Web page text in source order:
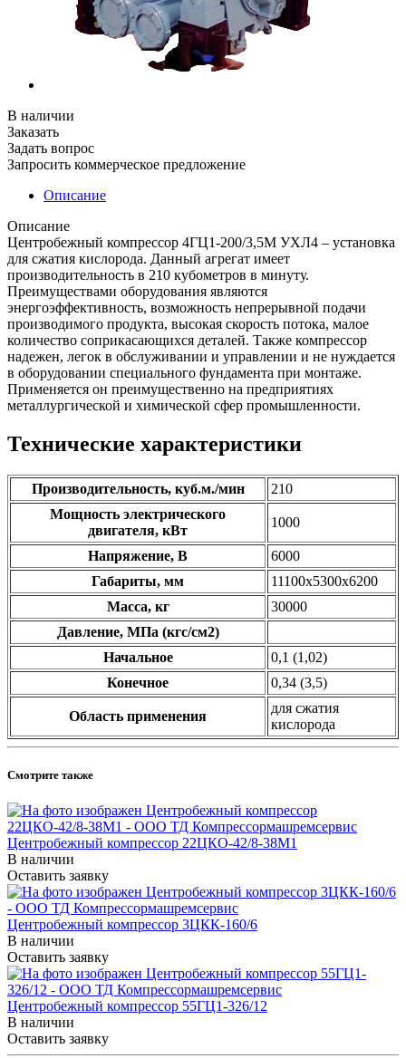
В наличии
Заказать
Задать вопрос
Запросить коммерческое предложение
Описание
Описание
Центробежный компрессор 4ГЦ1-200/3,5М УХЛ4 – установка
для сжатия кислорода. Данный агрегат имеет
производительность в 210 кубометров в минуту.
Преимуществами оборудования являются
энергоэффективность, возможность непрерывной подачи
производимого продукта, высокая скорость потока, малое
количество соприкасающихся деталей. Также компрессор
надежен, легок в обслуживании и управлении и не нуждается
в оборудовании специального фундамента при монтаже.
Применяется он преимущественно на предприятиях
металлургической и химической сфер промышленности.
Технические характеристики
Производительность, куб.м./мин
210
Мощность электрического
двигателя, кВт
1000
Напряжение, В
6000
Габариты, мм
11100х5300х6200
Масса, кг
30000
Давление, МПа (кгс/см2)
Начальное
0,1 (1,02)
Конечное
0,34 (3,5)
Область применения
для сжатия
кислорода
Смотрите также
Центробежный компрессор 22ЦКО-42/8-38М1
В наличии
Оставить заявку
Центробежный компрессор 3ЦКК-160/6
В наличии
Оставить заявку
Центробежный компрессор 55ГЦ1-326/12
В наличии
Оставить заявку